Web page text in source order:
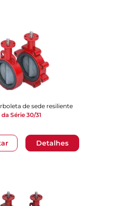
Detalhes
de sede resiliente
da Série 30/31